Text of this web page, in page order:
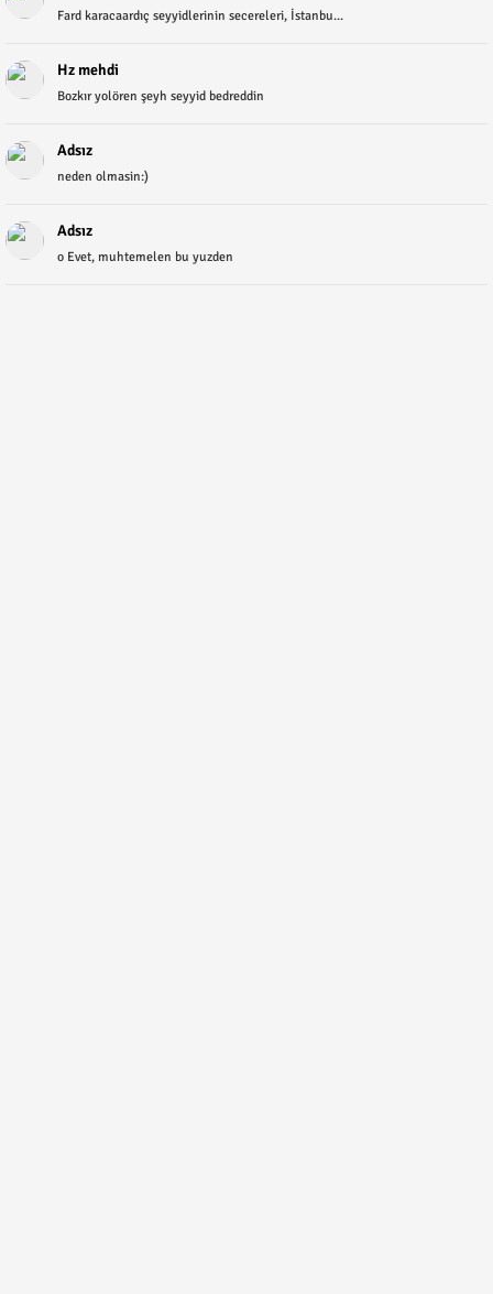
Fard karacaardıç seyyidlerinin secereleri, İstanbu...
Hz mehdi
Bozkır yolören şeyh seyyid bedreddin
Adsız
neden olmasin:)
Adsız
o Evet, muhtemelen bu yuzden